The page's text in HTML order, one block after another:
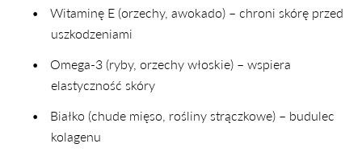
•
Witaminę E (orzechy, awokado) – chroni skórę przed
uszkodzeniami
•
Omega-3 (ryby, orzechy włoskie) – wspiera
elastyczność skóry
•
Białko (chude mięso, rośliny strączkowe) – budulec
kolagenu